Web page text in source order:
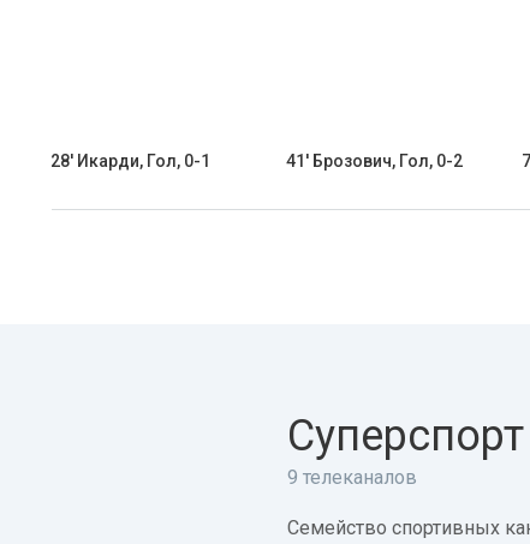
28' Икарди, Гол, 0-1 41' Брозович, Гол, 0-2
Суперспорт
9 телеканалов
Семейство спортивных